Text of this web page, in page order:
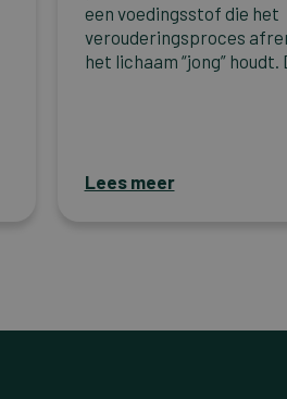
een voedingsstof die het
verouderingsproces
het lichaam “jong” houdt.
Lees meer